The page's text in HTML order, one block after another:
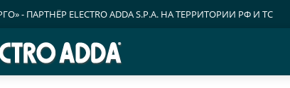
- ПАРТНЁР ELECTRO ADDA S.P.A. НА ТЕРРИТОРИИ РФ И ТС